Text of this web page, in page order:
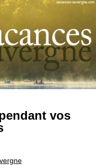
vos